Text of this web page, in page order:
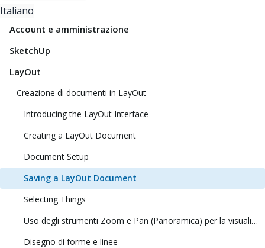
Italiano
Account e amministrazione
SketchUp
LayOut
Creazione di documenti in LayOut
Introducing the LayOut Interface
Creating a LayOut Document
Document Setup
Saving a LayOut Document
Selecting Things
Uso degli strumenti Zoom e Pan (Panoramica) per la visualizzazione dei modelli
Disegno di forme e linee